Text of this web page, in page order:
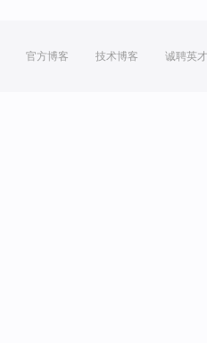
官方博客 技术博客 诚聘英才